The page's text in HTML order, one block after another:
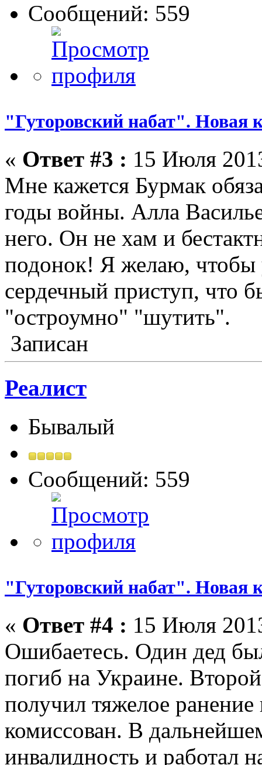
Сообщений: 559
"Гуторовский набат". Новая
« Ответ #3 : 15 Июля
Мне кажется Бурмак
годы войны. Алла
него. Он не хам и
подонок! Я желаю, чтобы
сердечный приступ, что
"остроумно" "шутить".
Записан
Реалист
Бывалый
Сообщений: 559
"Гуторовский набат". Новая
« Ответ #4 : 15 Июля
Ошибаетесь. Один дед
погиб на Украине.
получил тяжелое
комиссован. В
инвалидность и работал